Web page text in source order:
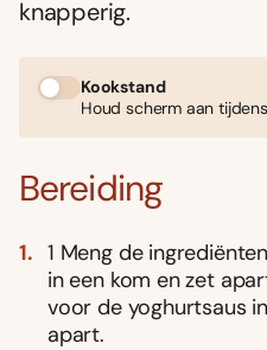
knapperig.
Kookstand
Houd scherm aan
Bereiding
1 Meng de
in een kom en zet
voor de yoghurtsaus
apart.